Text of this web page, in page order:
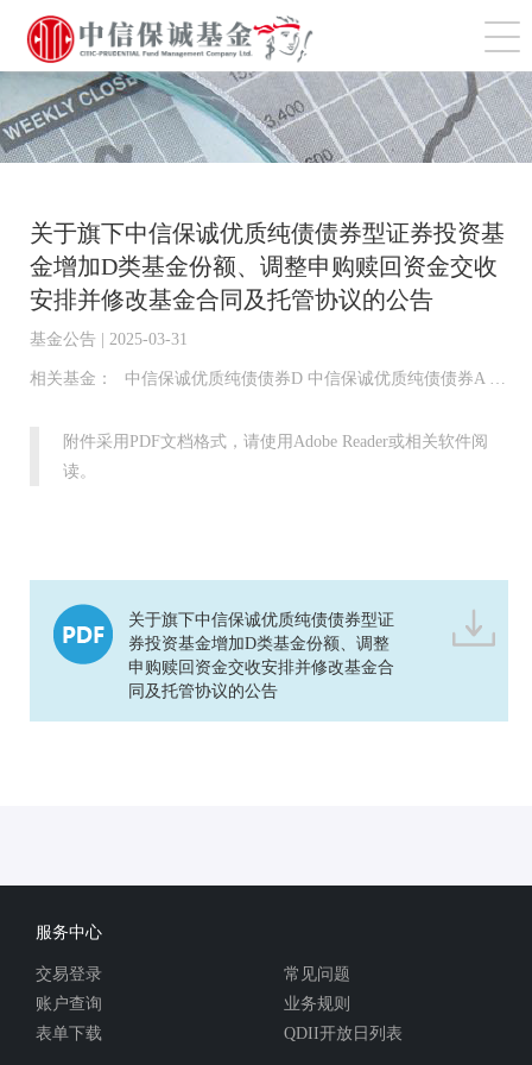
切
关于旗下中信保诚优质纯债债券型证券投资基
金增加D类基金份额、调整申购赎回资金交收
安排并修改基金合同及托管协议的公告
基金公告 | 2025-03-31
相关基金： 中信保诚优质纯债债券D 中信保诚优质纯债债券A 中信保诚优质纯债债券B 中信保诚优质纯债债券I 中信保诚优质纯债债券C
附件采用PDF文档格式，请使用Adobe Reader或相关软件阅
读。
关于旗下中信保诚优质纯债债券型证
券投资基金增加D类基金份额、调整
申购赎回资金交收安排并修改基金合
同及托管协议的公告
服务中心
交易登录
账户查询
表单下载
常见问题
业务规则
QDII开放日列表